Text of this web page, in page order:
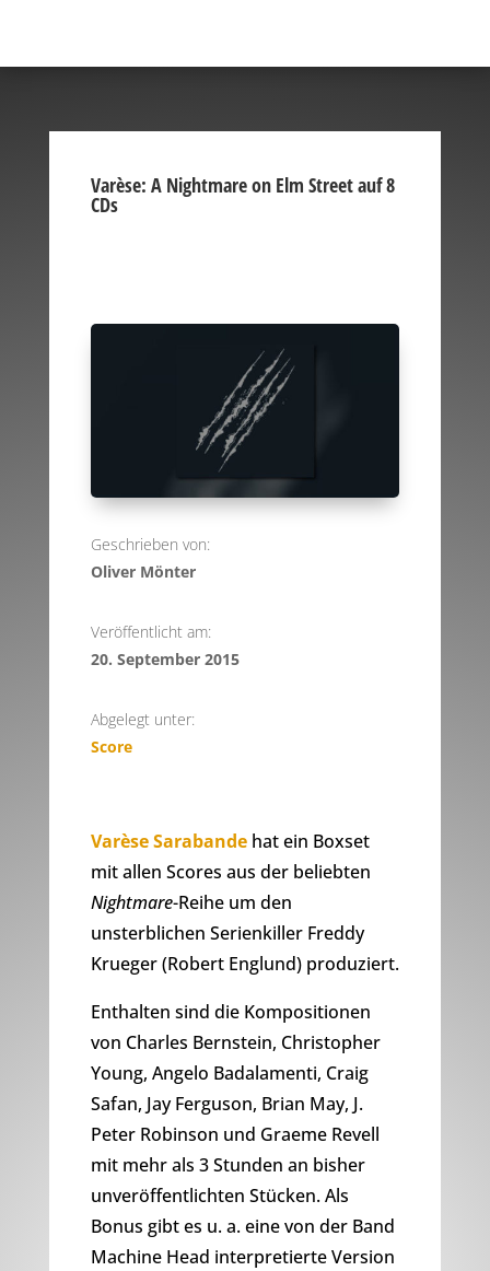
Varèse: A Nightmare on Elm Street auf 8
CDs
Geschrieben von:
Oliver Mönter
Veröffentlicht am:
20. September 2015
Abgelegt unter:
Score
Varèse Sarabandehat ein Boxset
mit allen Scores aus der beliebten
Nightmare-Reihe um den
unsterblichen Serienkiller Freddy
Krueger (Robert Englund) produziert.
Enthalten sind die Kompositionen
von Charles Bernstein, Christopher
Young, Angelo Badalamenti, Craig
Safan, Jay Ferguson, Brian May, J.
Peter Robinson und Graeme Revell
mit mehr als 3 Stunden an bisher
unveröffentlichten Stücken. Als
Bonus gibt es u. a. eine von der Band
Machine Head interpretierte Version